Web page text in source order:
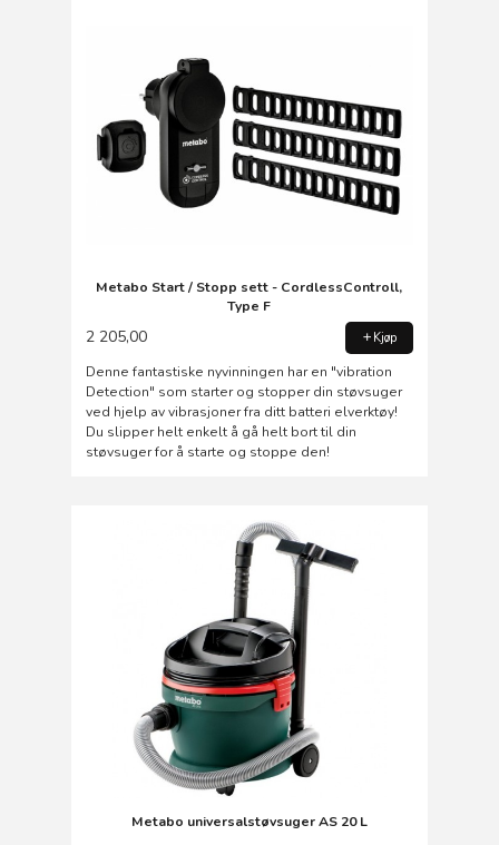
Metabo Start / Stopp sett - CordlessControll,
Type F
2 205,00 Kjøp
Denne fantastiske nyvinningen har en "vibration
Detection" som starter og stopper din støvsuger
ved hjelp av vibrasjoner fra ditt batteri elverktøy!
Du slipper helt enkelt å gå helt bort til din
støvsuger for å starte og stoppe den!
Metabo universalstøvsuger AS 20 L